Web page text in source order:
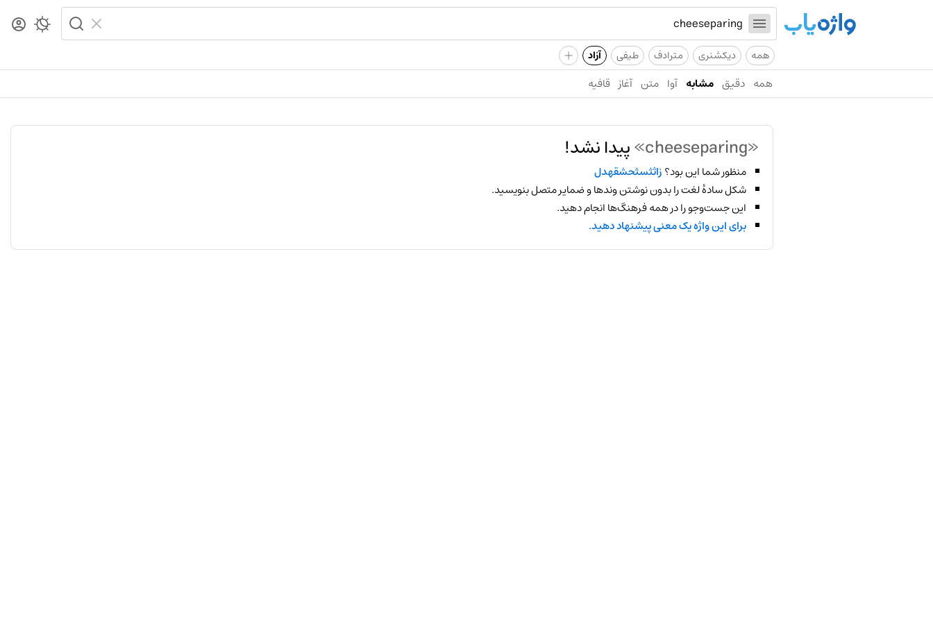
همه دیکشنری مترادف طیفی آزاد +
همه دقیق مشابه آوا متن آغاز قافیه
«cheeseparing» پیدا نشد!
منظور شما این بود؟زاثثسثحشقهدل
شکل سادهٔ لغت را بدون نوشتن وندها و ضمایر متصل بنویسید.
این جست‌وجو را در همه فرهنگ‌ها انجام دهید.
برای این واژه یک معنی پیشنهاد دهید.